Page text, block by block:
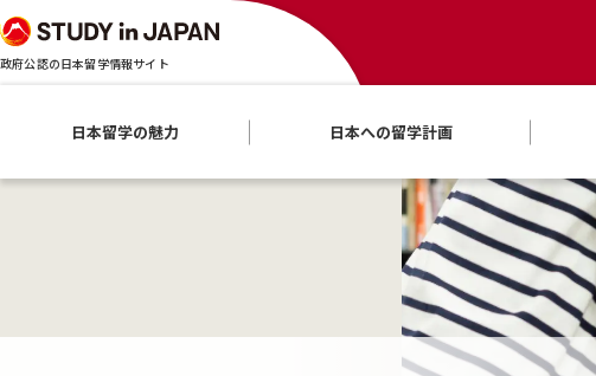
政府公認の日本留学情報サイト
日本留学の魅力 日本への留学計画